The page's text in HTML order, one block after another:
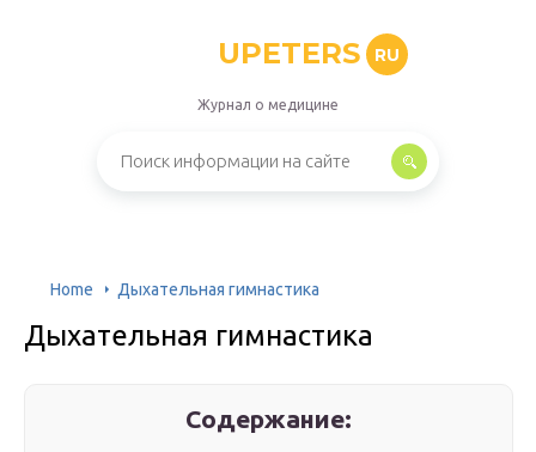
UPETERS RU
Журнал о медицине
Home Дыхательная гимнастика
Дыхательная гимнастика
Содержание: